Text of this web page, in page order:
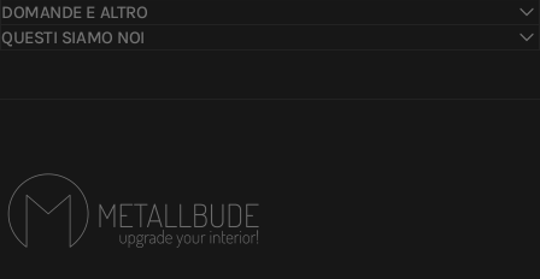
DOMANDE E ALTRO
QUESTI SIAMO NOI
Metallbude